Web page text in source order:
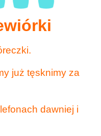
już tęsknimy za
dawniej i